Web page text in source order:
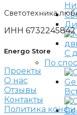
С
По
Светотехника
ИНН 6732245842
Energo Store
Проекты
О нас
Отзывы
Контакты
Политика